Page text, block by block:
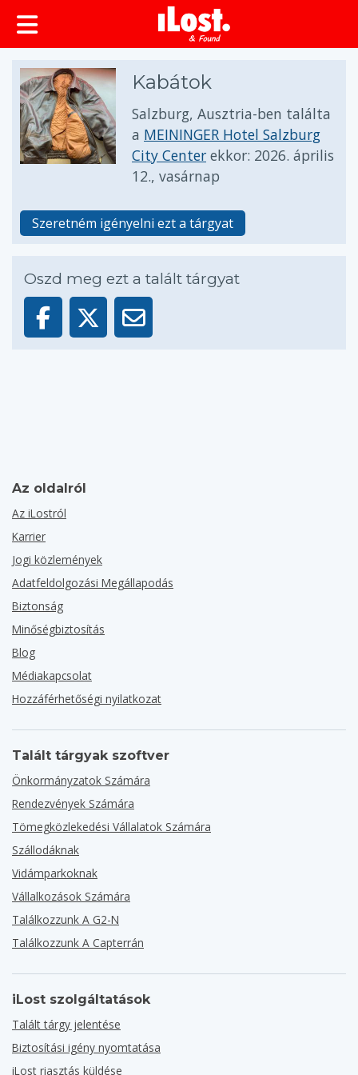
Kabátok
Salzburg, Ausztria-ben találta
a MEININGER Hotel Salzburg
City Center ekkor: 2026. április
12., vasárnap
Szeretném igényelni ezt a tárgyat
Oszd meg ezt a talált tárgyat
Az oldalról
Az iLostról
Karrier
Jogi közlemények
Adatfeldolgozási Megállapodás
Biztonság
Minőségbiztosítás
Blog
Médiakapcsolat
Hozzáférhetőségi nyilatkozat
Talált tárgyak szoftver
Önkormányzatok Számára
Rendezvények Számára
Tömegközlekedési Vállalatok Számára
Szállodáknak
Vidámparkoknak
Vállalkozások Számára
Találkozzunk A G2-N
Találkozzunk A Capterrán
iLost szolgáltatások
Talált tárgy jelentése
Biztosítási igény nyomtatása
iLost riasztás küldése